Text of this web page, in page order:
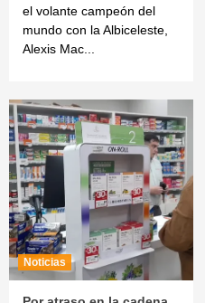
el volante campeón del
mundo con la Albiceleste,
Alexis Mac...
Noticias